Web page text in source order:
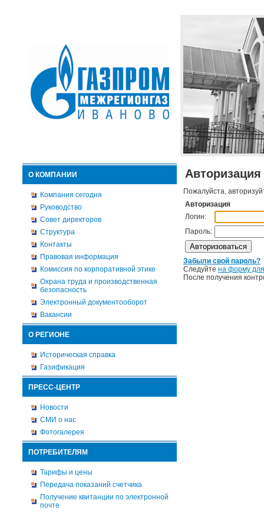
О КОМПАНИИ
Компания сегодня
Руководство
Совет директоров
Структура
Контакты
Правовая информация
Комиссия по корпоративной этике
Охрана труда и производственная
безопасность
Электронный документооборот
Вакансии
О РЕГИОНЕ
Историческая справка
Газификация
ПРЕСС-ЦЕНТР
Новости
СМИ о нас
Фотогалерея
ПОТРЕБИТЕЛЯМ
Тарифы и цены
Передача показаний счетчика
Получение квитанции по электронной
почте
Авторизация
Пожалуйста,
Авторизация
Логин:
Пароль:
Забыли свой пароль?
Следуйте на форму
После получения